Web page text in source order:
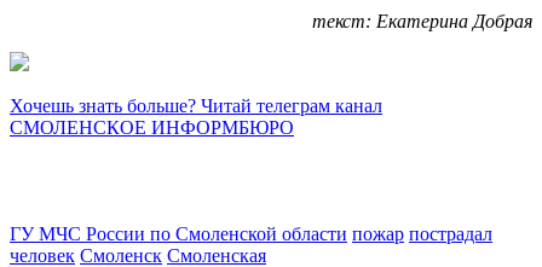
текст: Екатерина Добрая
Хочешь знать больше? Читай телеграм канал
СМОЛЕНСКОЕ ИНФОРМБЮРО
ГУ МЧС России по Смоленской области пожар пострадал
человек Смоленск Смоленская